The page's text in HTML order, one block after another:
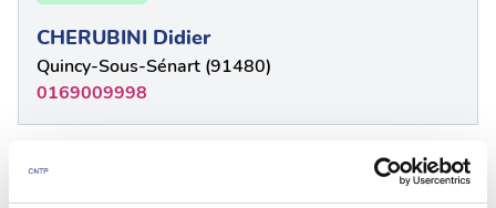
CHERUBINI Didier
Quincy-Sous-Sénart (91480)
0169009998
91 - Essonne